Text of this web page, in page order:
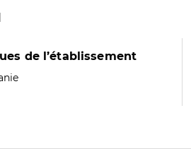
de l’établissement